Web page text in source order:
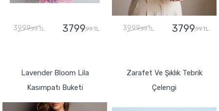
3999,99 TL 3799,99 TL 3999,99 TL 3799,99 TL
Lavender Bloom Lila
Kasımpatı Buketi
Zarafet Ve Şıklık Tebrik
Çelengi